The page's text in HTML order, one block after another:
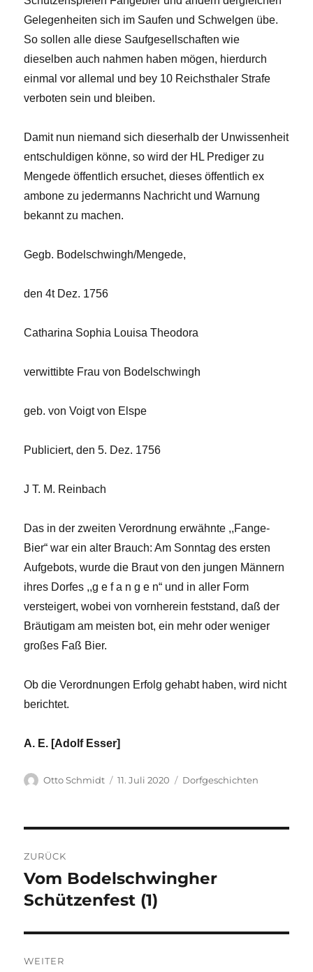
Gelegenheiten sich im Saufen und Schwelgen übe.
So sollen alle diese Saufgesellschaften wie
dieselben auch nahmen haben mögen, hierdurch
einmal vor allemal und bey 10 Reichsthaler Strafe
verboten sein und bleiben.
Damit nun niemand sich dieserhalb der Unwissenheit
entschuldigen könne, so wird der HL Prediger zu
Mengede öffentlich ersuchet, dieses öffentlich ex
ambone zu jedermanns Nachricht und Warnung
bekannt zu machen.
Gegb. Bodelschwingh/Mengede,
den 4t Dez. 1756
Catharina Sophia Louisa Theodora
verwittibte Frau von Bodelschwingh
geb. von Voigt von Elspe
Publiciert, den 5. Dez. 1756
J T. M. Reinbach
Das in der zweiten Verordnung erwähnte ,,Fange-
Bier“ war ein alter Brauch: Am Sonntag des ersten
Aufgebots, wurde die Braut von den jungen Männern
ihres Dorfes ,,g e f a n g e n“ und in aller Form
versteigert, wobei von vornherein feststand, daß der
Bräutigam am meisten bot, ein mehr oder weniger
großes Faß Bier.
Ob die Verordnungen Erfolg gehabt haben, wird nicht
berichtet.
A. E. [Adolf Esser]
Autor
Otto Schmidt
Veröffentlicht
11. Juli 2020 Kategorien
Dorfgeschichten
ZURÜCK
Vorheriger
Beitrag:
Vom Bodelschwingher
Schützenfest (1)
WEITER